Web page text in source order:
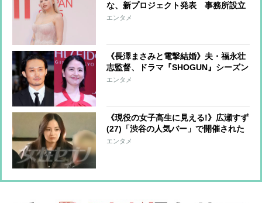
な、新プロジェクト発表 事務所設立
でアーティストのマネジメントも
エンタメ
《長澤まさみと電撃結婚》夫・福永壮
志監督、ドラマ『SHOGUN』シーズン
2でも続投決定 「ギャラは1話につき
エンタメ
《現役の女子高生に見える!》広瀬すず
(27)「渋谷の人気バー」で開催された
打ち上げで“透明感”あふれる私服ショ
エンタメ